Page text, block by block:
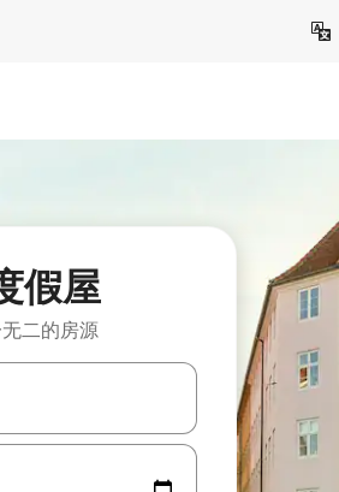
假屋
二的房源
键查看，或通过点击或滑动手势浏览。